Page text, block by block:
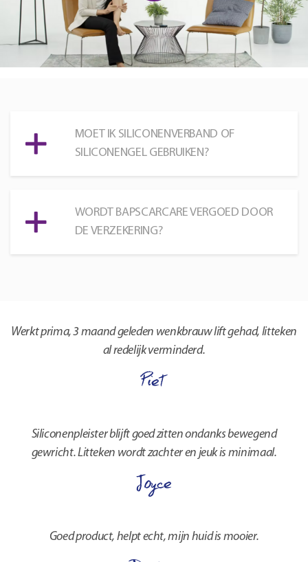
MOET IK SILICONENVERBAND OF
SILICONENGEL GEBRUIKEN?
WORDT BAPSCARCARE VERGOED DOOR
DE VERZEKERING?
Werkt prima, 3 maand geleden wenkbrauw lift gehad, litteken
al redelijk verminderd.
Piet
Siliconenpleister blijft goed zitten ondanks bewegend
gewricht. Litteken wordt zachter en jeuk is minimaal.
Joyce
Goed product, helpt echt, mijn huid is mooier.